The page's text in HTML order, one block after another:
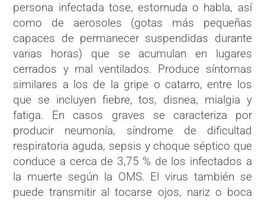
persona infectada tose, estornuda o habla, así
como de aerosoles (gotas más pequeñas
capaces de permanecer suspendidas durante
varias horas) que se acumulan en lugares
cerrados y mal ventilados. Produce síntomas
similares a los de la gripe o catarro, entre los
que se incluyen fiebre, tos,​ disnea, mialgia y
fatiga. En casos graves se caracteriza por
producir neumonía, síndrome de dificultad
respiratoria aguda,​ sepsis y choque séptico que
conduce a cerca de 3,75 % de los infectados a
la muerte según la OMS. El virus también se
puede transmitir al tocarse ojos, nariz o boca